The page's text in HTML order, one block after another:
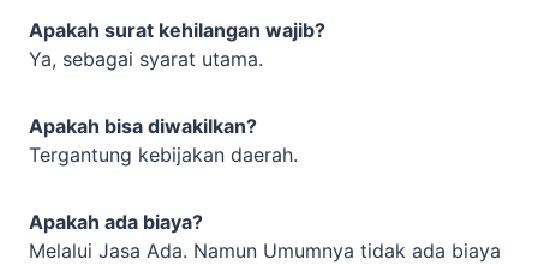
Apakah surat kehilangan wajib?
Ya, sebagai syarat utama.
Apakah bisa diwakilkan?
Tergantung kebijakan daerah.
Apakah ada biaya?
Melalui Jasa Ada. Namun Umumnya tidak ada biaya